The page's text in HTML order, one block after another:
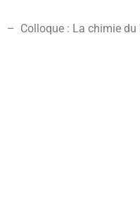
– Colloque : La chimie du